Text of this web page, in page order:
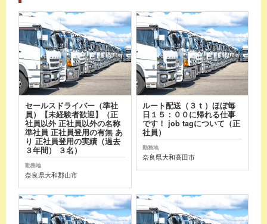
セールスドライバー（準社
員）【未経験者歓迎】（正
社員以外 正社員以外の名称
準社員 正社員登用の有無 あ
り 正社員登用の実績（過去
３年間） ３名）
勤務地
奈良県大和郡山市
ルート配送（３ｔ）ほぼ毎
日１５：００に帰れる仕事
です！ job tagについて（正
社員）
勤務地
奈良県大和高田市